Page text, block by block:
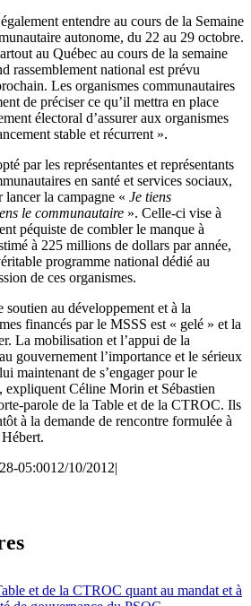
entendre au cours de la Semaine
autonome, du 22 au 29 octobre.
au Québec au cours de la semaine
rassemblement national est prévu
Les organismes communautaires
de préciser ce qu’il mettra en place
électoral d’assurer aux organismes
stable et récurrent ».
par les représentantes et représentants
en santé et services sociaux,
la campagne « Je tiens
le communautaire ». Celle-ci vise à
péquiste de combler le manque à
à 225 millions de dollars par année,
programme national dédié au
de ces organismes.
soutien au développement et à la
financés par le MSSS est « gelé » et la
La mobilisation et l’appui de la
gouvernement l’importance et le sérieux
maintenant de s’engager pour le
expliquent Céline Morin et Sébastien
parole de la Table et de la CTROC. Ils
à la demande de rencontre formulée à
05:0012/10/2012|